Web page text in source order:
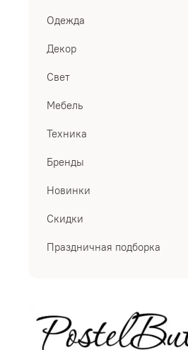
Одежда
Декор
Свет
Мебель
Техника
Бренды
Новинки
Скидки
Праздничная подборка